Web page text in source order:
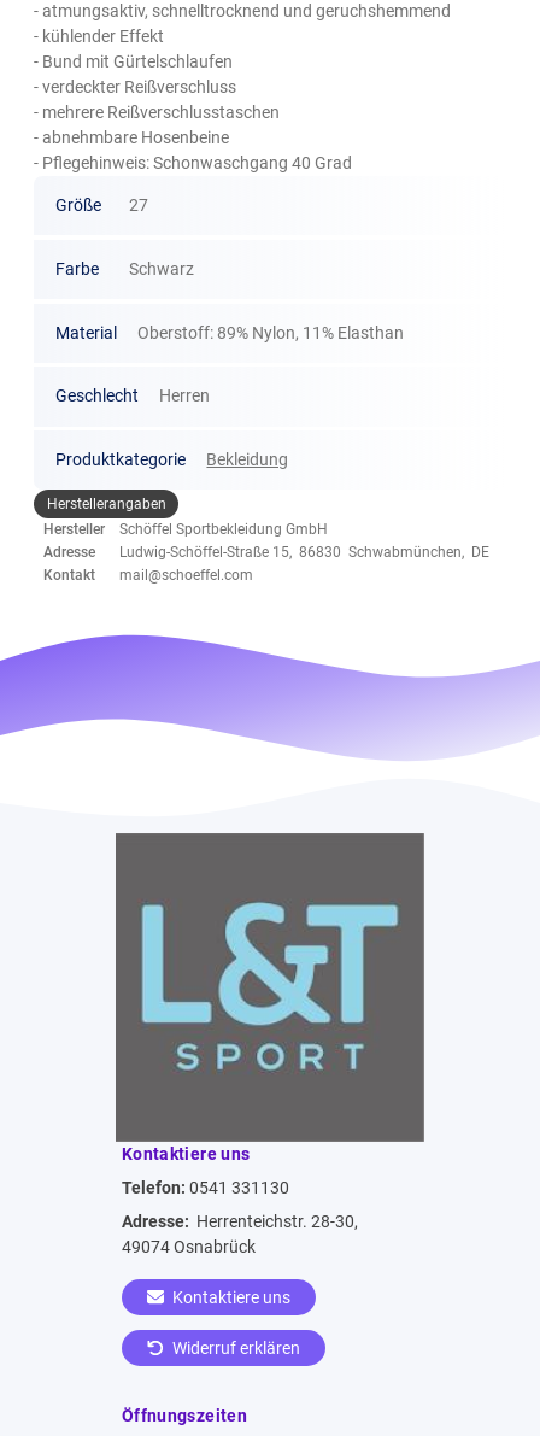
- atmungsaktiv, schnelltrocknend und geruchshemmend
- kühlender Effekt
- Bund mit Gürtelschlaufen
- verdeckter Reißverschluss
- mehrere Reißverschlusstaschen
- abnehmbare Hosenbeine
- Pflegehinweis: Schonwaschgang 40 Grad
Größe 27
Farbe Schwarz
Material Oberstoff: 89% Nylon, 11% Elasthan
Geschlecht Herren
Produktkategorie Bekleidung
Herstellerangaben
Hersteller
Schöffel Sportbekleidung GmbH
Adresse
Ludwig-Schöffel-Straße 15, 86830 Schwabmünchen, DE
Kontakt
mail@schoeffel.com
Kontaktiere uns
Telefon: 0541 331130
Adresse: Herrenteichstr. 28-30,
49074 Osnabrück
Kontaktiere uns
Widerruf erklären
Öffnungszeiten